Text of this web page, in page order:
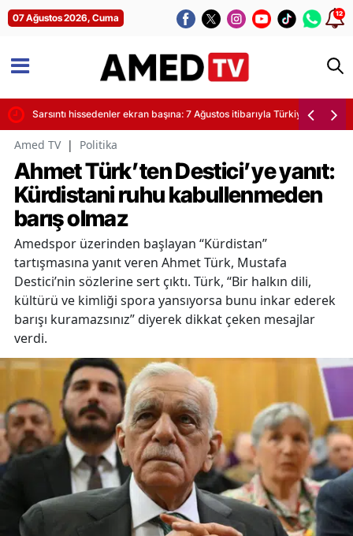
07 Ağustos 2026, Cuma 12
Sarsıntı hissedenler ekran başına: 7 Ağustos itibarıyla Türkiye'de son
Amed TV | Politika
Ahmet Türk’ten Destici’ye yanıt:
Kürdistani ruhu kabullenmeden
barış olmaz
Amedspor üzerinden başlayan “Kürdistan”
tartışmasına yanıt veren Ahmet Türk, Mustafa
Destici’nin sözlerine sert çıktı. Türk, “Bir halkın dili,
kültürü ve kimliği spora yansıyorsa bunu inkar ederek
barışı kuramazsınız” diyerek dikkat çeken mesajlar
verdi.